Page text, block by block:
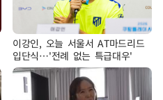
이강인, 오늘 서울서 AT마드리드
입단식…'전례 없는 특급대우'